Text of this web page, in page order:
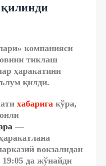
компанияси
тиклаш
ҳаракатини
қилди.
хабарига кўра,
—
вокзалидан
да жўнайди